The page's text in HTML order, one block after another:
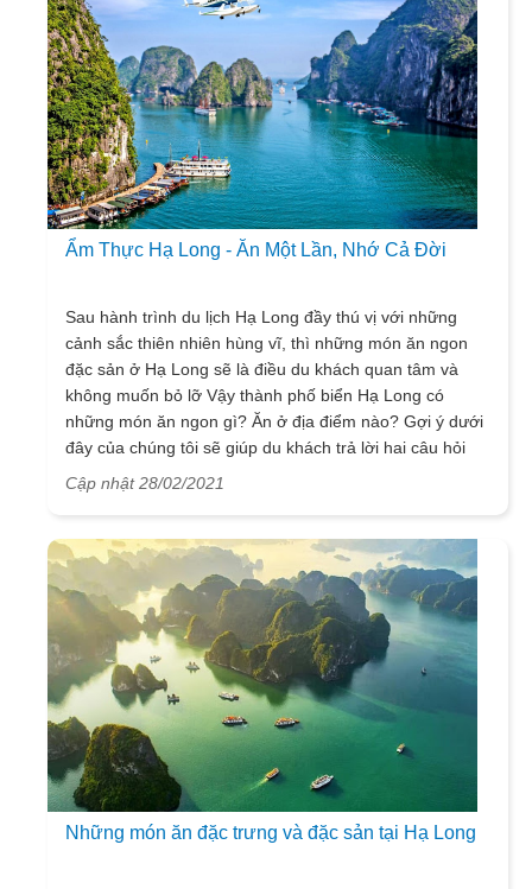
Ẩm Thực Hạ Long - Ăn Một Lần, Nhớ Cả Đời
Sau hành trình du lịch Hạ Long đầy thú vị với những
cảnh sắc thiên nhiên hùng vĩ, thì những món ăn ngon
đặc sản ở Hạ Long sẽ là điều du khách quan tâm và
không muốn bỏ lỡ Vậy thành phố biển Hạ Long có
những món ăn ngon gì? Ăn ở địa điểm nào? Gợi ý dưới
đây của chúng tôi sẽ giúp du khách trả lời hai câu hỏi
trên.
Cập nhật 28/02/2021
Những món ăn đặc trưng và đặc sản tại Hạ Long